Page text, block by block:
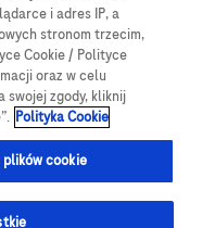
mySugr
aplikacji, z której
Dzięki integracji z
i adres IP, a
stronom trzecim,
Cookie / Polityce
oraz w celu
swojej zgody, kliknij
Polityka Cookie
cookie